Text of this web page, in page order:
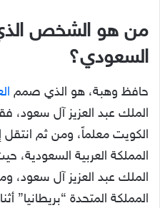
من هو الشخص
السعودي؟
حافظ وهبة، هو الذي صمم
الملك عبد العزيز آل
الكويت معلماً، ومن ثم
المملكة العربية
الملك عبد العزيز آل سعود،
المملكة المتحدة “بريطانيا”